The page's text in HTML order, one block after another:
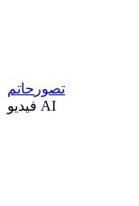
تصور حاتم
فيديو AI